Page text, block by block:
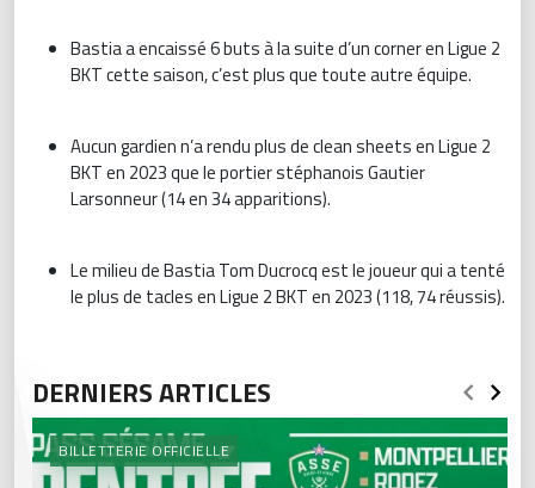
Bastia a encaissé 6 buts à la suite d’un corner en Ligue 2
BKT cette saison, c’est plus que toute autre équipe.
Aucun gardien n’a rendu plus de clean sheets en Ligue 2
BKT en 2023 que le portier stéphanois Gautier
Larsonneur (14 en 34 apparitions).
Le milieu de Bastia Tom Ducrocq est le joueur qui a tenté
le plus de tacles en Ligue 2 BKT en 2023 (118, 74 réussis).
DERNIERS ARTICLES
BILLETTERIE OFFICIELLE